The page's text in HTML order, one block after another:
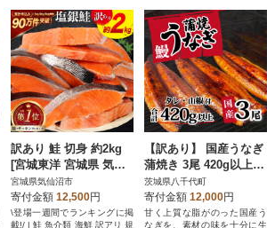
訳あり 鮭 切身 約2kg
[宮城東洋 宮城県 気仙
沼市 20564991] サーモ
ン
宮城県気仙沼市
寄付金額 12,500円
\登場一週間でランキングに掲
載!/ | 鮭 魚介類 海鮮 訳アリ 規
【訳あり】 国産うなぎ
蒲焼き 3尾 420g以上
大きさ不揃い タレ・山
椒付き
茨城県八千代町
寄付金額 12,000円
甘く上質な脂がのった国産う
なぎを、素材の味を十分に生